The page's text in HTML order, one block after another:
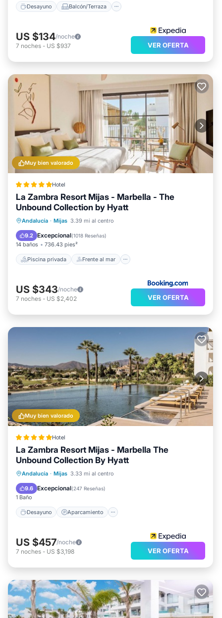
Desayuno Balcón/Terraza
US $134/noche
7 noches - US $937 VER OFERTA
Muy bien valorado
Hotel
La Zambra Resort Mijas - Marbella - The
Unbound Collection by Hyatt
Andalucía · Mijas 3.39 mi al centro
9.2 Excepcional(1018 Reseñas)
14 baños 736.43 pies²
Piscina privada Frente al mar
Piscina privada
Frente al mar
Bañera de hidromasaje
US $343/noche
7 noches - US $2,402 VER OFERTA
Muy bien valorado
Hotel
La Zambra Resort Mijas - Marbella The
Unbound Collection By Hyatt
Andalucía · Mijas 3.33 mi al centro
9.6 Excepcional(247 Reseñas)
1 Baño
Desayuno Aparcamiento
Desayuno Aparcamiento
Spa
US $457/noche
7 noches - US $3,198 VER OFERTA